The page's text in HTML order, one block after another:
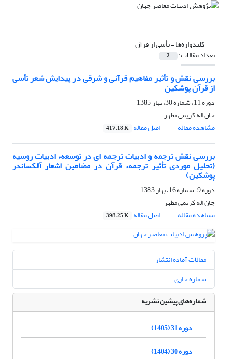
کلیدواژه‌ها =تأسی از قرآن
تعداد مقالات: 2
بررسی نقش و تأثیر مفاهیم قرآنی و شرقی در پیدایش شعر تأسی
از قرآن پوشکین
دوره 11، شماره 30، بهار 1385
جان اله کریمی مطهر
مشاهده مقاله
اصل مقاله 417.18 K
بررسی نقش ترجمه و ادبیات ترجمه ای در توسعهء ادبیات روسیه
(تحلیل موردی تأثیر ترجمهء قرآن در مضامین اشعار آلکساندر
پوشکین)
دوره 9، شماره 16، بهار 1383
جان اله کریمى مطهر
مشاهده مقاله
اصل مقاله 398.25 K
مقالات آماده انتشار
شماره جاری
شماره‌های پیشین نشریه
دوره 31 (1405)
دوره 30 (1404)